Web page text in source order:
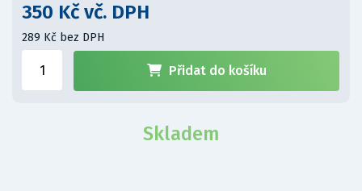
350 Kč vč. DPH
289 Kč bez DPH
Přidat do košíku
Skladem